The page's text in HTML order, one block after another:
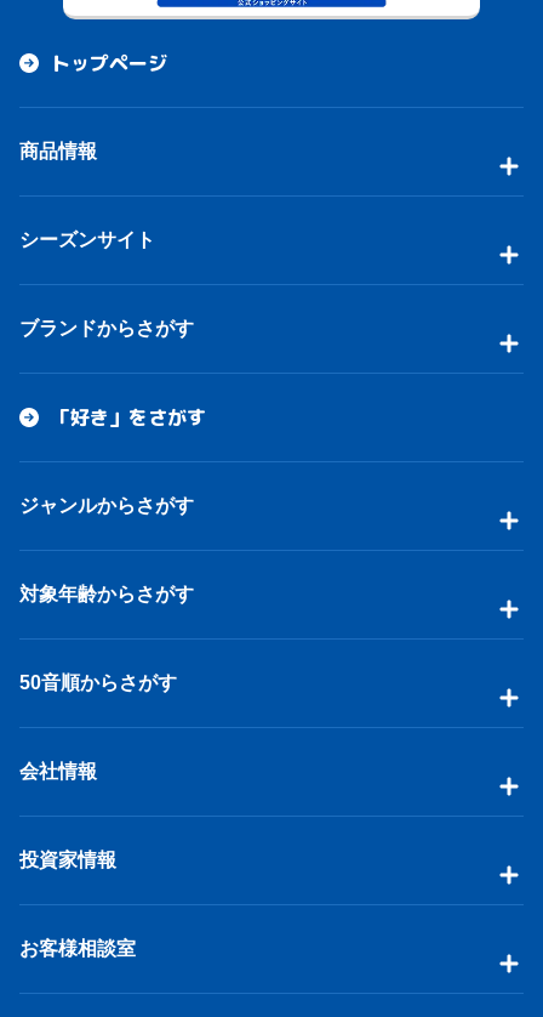
トップページ
商品情報
シーズンサイト
ブランドからさがす
「好き」をさがす
ジャンルからさがす
対象年齢からさがす
50音順からさがす
会社情報
投資家情報
お客様相談室